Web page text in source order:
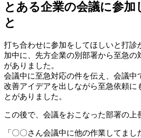
とある企業の会議に参加
と
打ち合わせに参加をしてほしいと打診
加中に、先方企業の別部署から至急の
がありました。
会議中に至急対応の件を伝え、会議中
改善アイデアを出しながら至急依頼に
とがありました。
この後で、会議をおこなった部署の上
「〇〇さん会議中に他の作業してま